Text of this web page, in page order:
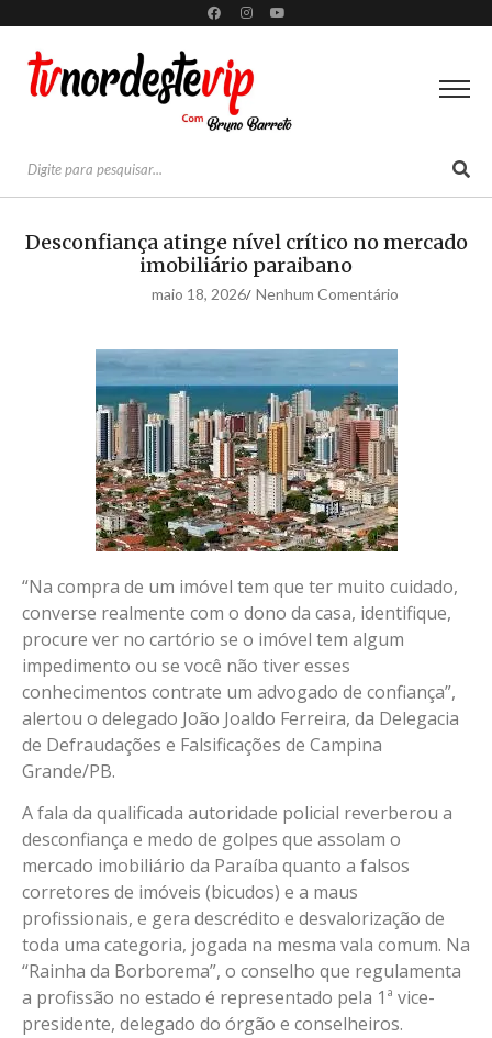
Desconfiança atinge nível crítico no mercado
imobiliário paraibano
maio 18, 2026/ Nenhum Comentário
“Na compra de um imóvel tem que ter muito cuidado,
converse realmente com o dono da casa, identifique,
procure ver no cartório se o imóvel tem algum
impedimento ou se você não tiver esses
conhecimentos contrate um advogado de confiança”,
alertou o delegado João Joaldo Ferreira, da Delegacia
de Defraudações e Falsificações de Campina
Grande/PB.
A fala da qualificada autoridade policial reverberou a
desconfiança e medo de golpes que assolam o
mercado imobiliário da Paraíba quanto a falsos
corretores de imóveis (bicudos) e a maus
profissionais, e gera descrédito e desvalorização de
toda uma categoria, jogada na mesma vala comum. Na
“Rainha da Borborema”, o conselho que regulamenta
a profissão no estado é representado pela 1ª vice-
presidente, delegado do órgão e conselheiros.